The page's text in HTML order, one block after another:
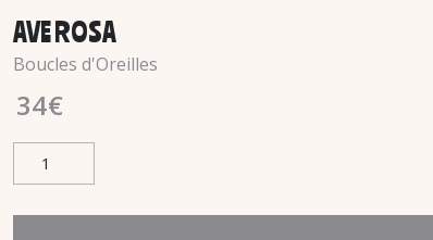
AVE ROSA
Boucles d'Oreilles
34€